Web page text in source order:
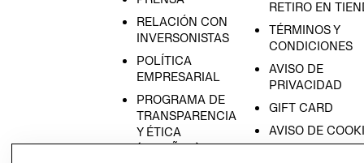
RELACIÓN CON
INVERSONISTAS
POLÍTICA
EMPRESARIAL
PROGRAMA DE
TRANSPARENCIA
Y ÉTICA
(ESPAÑOL)
RETIRO EN
TÉRMINOS Y
CONDICIONES
AVISO DE
PRIVACIDAD
GIFT CARD
AVISO DE